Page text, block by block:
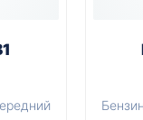
Бензин